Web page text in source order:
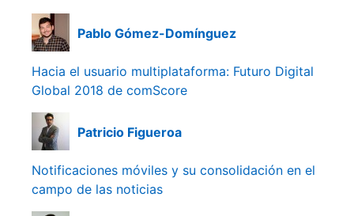
Pablo Gómez-Domínguez
Hacia el usuario multiplataforma: Futuro Digital
Global 2018 de comScore
Patricio Figueroa
Notificaciones móviles y su consolidación en el
campo de las noticias